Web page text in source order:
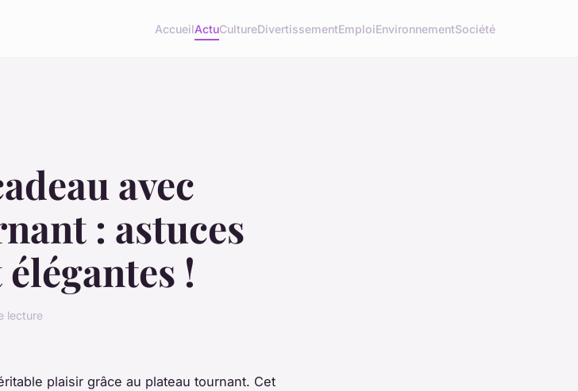
AccueilActuCultureDivertissementEmploiEnvironnementSociété
avec
: astuces
!
lecture
plaisir grâce au plateau tournant. Cet